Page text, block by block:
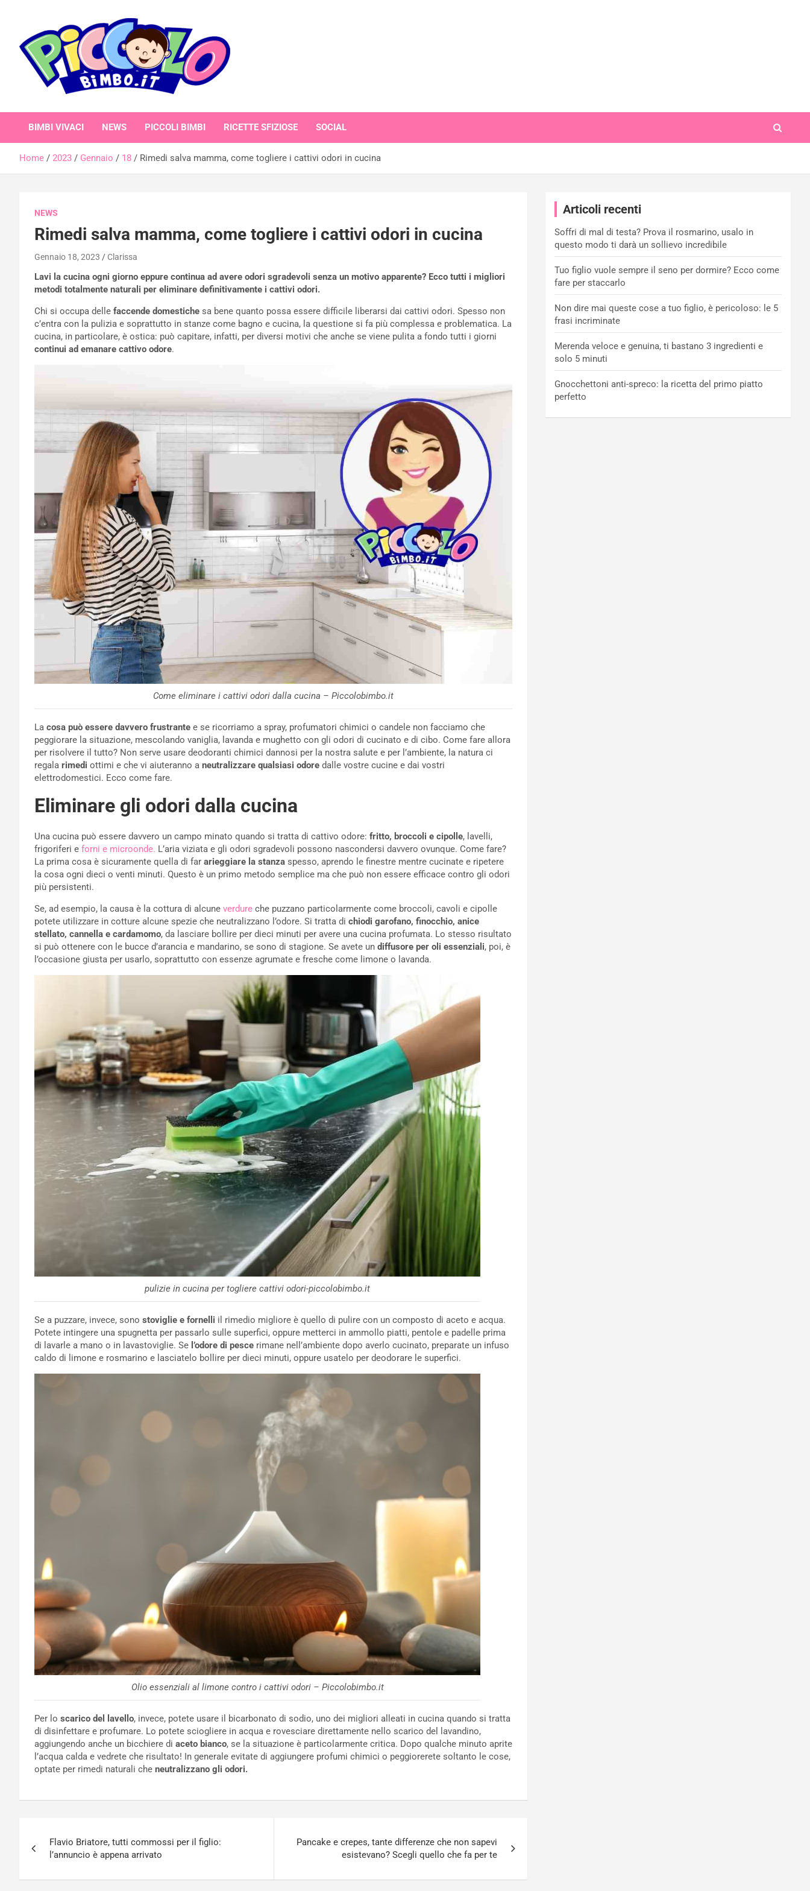
piccolobimbo.it
BIMBI VIVACI NEWS PICCOLI BIMBI RICETTE SFIZIOSE SOCIAL
Home 2023 Gennaio 18 Rimedi salva mamma, come togliere i cattivi odori in cucina
NEWS
Rimedi salva mamma, come togliere i cattivi odori in cucina
Gennaio 18, 2023 Clarissa
Lavi la cucina ogni giorno eppure continua ad avere odori sgradevoli senza un motivo apparente? Ecco tutti i migliori
metodi totalmente naturali per eliminare definitivamente i cattivi odori.
Chi si occupa delle faccende domestiche sa bene quanto possa essere difficile liberarsi dai cattivi odori. Spesso non
c’entra con la pulizia e soprattutto in stanze come bagno e cucina, la questione si fa più complessa e problematica. La
cucina, in particolare, è ostica: può capitare, infatti, per diversi motivi che anche se viene pulita a fondo tutti i giorni
continui ad emanare cattivo odore.
Come eliminare i cattivi odori dalla cucina – Piccolobimbo.it
La cosa può essere davvero frustrante e se ricorriamo a spray, profumatori chimici o candele non facciamo che
peggiorare la situazione, mescolando vaniglia, lavanda e mughetto con gli odori di cucinato e di cibo. Come fare allora
per risolvere il tutto? Non serve usare deodoranti chimici dannosi per la nostra salute e per l’ambiente, la natura ci
regala rimedi ottimi e che vi aiuteranno a neutralizzare qualsiasi odore dalle vostre cucine e dai vostri
elettrodomestici. Ecco come fare.
Eliminare gli odori dalla cucina
Una cucina può essere davvero un campo minato quando si tratta di cattivo odore: fritto, broccoli e cipolle, lavelli,
frigoriferi e forni e microonde. L’aria viziata e gli odori sgradevoli possono nascondersi davvero ovunque. Come fare?
La prima cosa è sicuramente quella di far arieggiare la stanza spesso, aprendo le finestre mentre cucinate e ripetere
la cosa ogni dieci o venti minuti. Questo è un primo metodo semplice ma che può non essere efficace contro gli odori
più persistenti.
Se, ad esempio, la causa è la cottura di alcune verdure che puzzano particolarmente come broccoli, cavoli e cipolle
potete utilizzare in cotture alcune spezie che neutralizzano l’odore. Si tratta di chiodi garofano, finocchio, anice
stellato, cannella e cardamomo, da lasciare bollire per dieci minuti per avere una cucina profumata. Lo stesso risultato
si può ottenere con le bucce d’arancia e mandarino, se sono di stagione. Se avete un diffusore per oli essenziali, poi, è
l’occasione giusta per usarlo, soprattutto con essenze agrumate e fresche come limone o lavanda.
pulizie in cucina per togliere cattivi odori-piccolobimbo.it
Se a puzzare, invece, sono stoviglie e fornelli il rimedio migliore è quello di pulire con un composto di aceto e acqua.
Potete intingere una spugnetta per passarlo sulle superfici, oppure metterci in ammollo piatti, pentole e padelle prima
di lavarle a mano o in lavastoviglie. Se l’odore di pesce rimane nell’ambiente dopo averlo cucinato, preparate un infuso
caldo di limone e rosmarino e lasciatelo bollire per dieci minuti, oppure usatelo per deodorare le superfici.
Olio essenziali al limone contro i cattivi odori – Piccolobimbo.it
Per lo scarico del lavello, invece, potete usare il bicarbonato di sodio, uno dei migliori alleati in cucina quando si tratta
di disinfettare e profumare. Lo potete sciogliere in acqua e rovesciare direttamente nello scarico del lavandino,
aggiungendo anche un bicchiere di aceto bianco, se la situazione è particolarmente critica. Dopo qualche minuto aprite
l’acqua calda e vedrete che risultato! In generale evitate di aggiungere profumi chimici o peggiorerete soltanto le cose,
optate per rimedi naturali che neutralizzano gli odori.
articoli
Flavio Briatore, tutti commossi per il figlio:
l’annuncio è appena arrivato
Pancake e crepes, tante differenze che non sapevi
esistevano? Scegli quello che fa per te
Articoli recenti
Soffri di mal di testa? Prova il rosmarino, usalo in
questo modo ti darà un sollievo incredibile
Tuo figlio vuole sempre il seno per dormire? Ecco come
fare per staccarlo
Non dire mai queste cose a tuo figlio, è pericoloso: le 5
frasi incriminate
Merenda veloce e genuina, ti bastano 3 ingredienti e
solo 5 minuti
Gnocchettoni anti-spreco: la ricetta del primo piatto
perfetto